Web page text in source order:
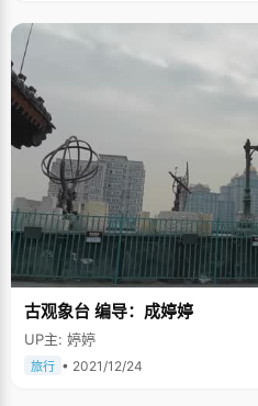
古观象台 编导：成婷婷
UP主: 婷婷
旅行 • 2021/12/24